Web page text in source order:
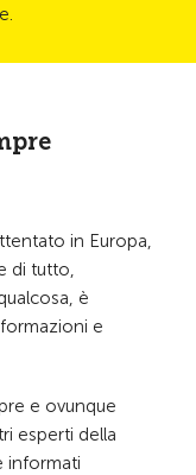
in Europa,
di tutto,
è
e
e ovunque
esperti della
informati